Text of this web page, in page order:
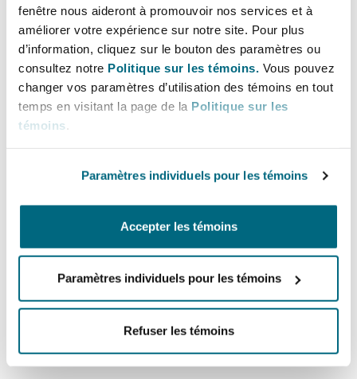
fenêtre nous aideront à promouvoir nos services et à
améliorer votre expérience sur notre site. Pour plus
d’information, cliquez sur le bouton des paramètres ou
consultez notre Politique sur les témoins. Vous pouvez
changer vos paramètres d’utilisation des témoins en tout
temps en visitant la page de la Politique sur les
témoins.
Paramètres individuels pour les témoins
Accepter les témoins
Paramètres individuels pour les témoins
Refuser les témoins
Assurance biens
Réassurance
Assurance spécialisée
Francisco
(D. C.)
2 New Bailey
Real estate tokenisation | How it works
in the UAE: Key considerations and
risks
Virtually Everything | Series 3, Episode 8 | UK Digital
Virtually Everything | Series 3, Episode
8 | UK Digital Assets Bill